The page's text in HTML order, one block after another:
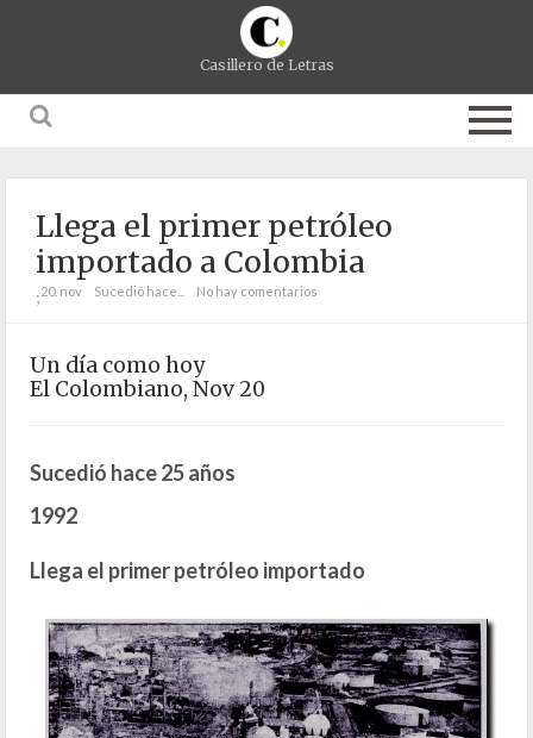
Casillero de Letras
Llega el primer petróleo
importado a Colombia
;20. nov Sucedió hace... No hay comentarios
Un día como hoy
El Colombiano, Nov 20
Sucedió hace 25 años
1992
Llega el primer petróleo importado